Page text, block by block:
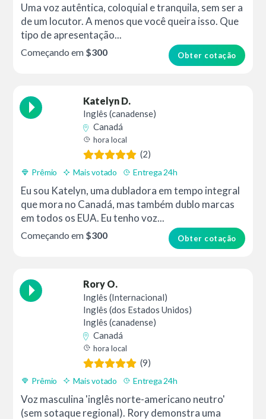
Uma voz autêntica, coloquial e tranquila, sem ser a
de um locutor. A menos que você queira isso. Que
tipo de apresentação...
Obter cotação
Começando em $300
Katelyn D.
Inglês (canadense)
Canadá
hora local
(2)
Prêmio Mais votado Entrega 24h
Eu sou Katelyn, uma dubladora em tempo integral
que mora no Canadá, mas também dublo marcas
em todos os EUA. Eu tenho voz...
Obter cotação
Começando em $300
Rory O.
Inglês (Internacional)
Inglês (dos Estados Unidos)
Inglês (canadense)
Canadá
hora local
(9)
Prêmio Mais votado Entrega 24h
Voz masculina 'inglês norte-americano neutro'
(sem sotaque regional). Rory demonstra uma